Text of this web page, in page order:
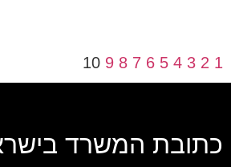
1
2
3
4
5
6
7
8
9
10
כתובת המשרד